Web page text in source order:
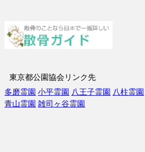
東京都公園協会リンク先
多磨霊園 小平霊園 八王子霊園 八柱霊園
青山霊園 雑司ヶ谷霊園